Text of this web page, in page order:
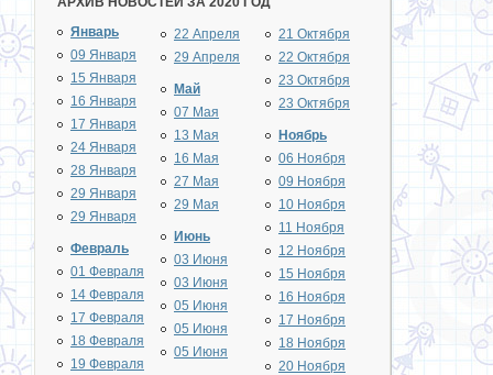
Январь
09 Января
15 Января
16 Января
17 Января
24 Января
28 Января
29 Января
29 Января
Февраль
01 Февраля
14 Февраля
17 Февраля
18 Февраля
19 Февраля
22 Апреля
29 Апреля
Май
07 Мая
13 Мая
16 Мая
27 Мая
29 Мая
Июнь
03 Июня
03 Июня
05 Июня
05 Июня
05 Июня
21 Октября
22 Октября
23 Октября
23 Октября
Ноябрь
06 Ноября
09 Ноября
10 Ноября
11 Ноября
12 Ноября
15 Ноября
16 Ноября
17 Ноября
18 Ноября
20 Ноября